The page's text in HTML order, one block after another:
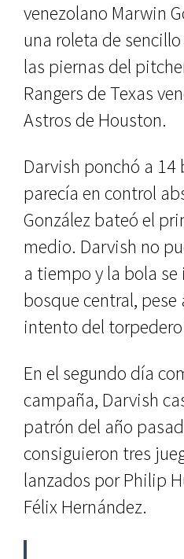
venezolano Marwin
una roleta de
las piernas del
Rangers de Texas
Astros de Houston.
Darvish ponchó a 14
parecía en control
González bateó el
medio. Darvish no
a tiempo y la bola
bosque central, pese
intento del
En el segundo día
campaña, Darvish
patrón del año
consiguieron tres
lanzados por Philip
Félix Hernández.